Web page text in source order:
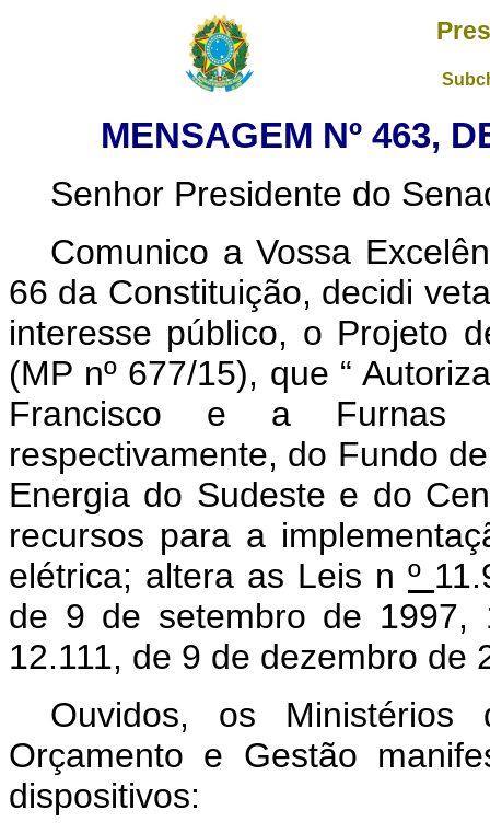
MENSAGEM Nº 463,
Senhor Presidente do
Comunico a Vossa
66 da Constituição, decidi
interesse público, o Projeto
(MP nº 677/15), que “
Francisco e a Furnas
respectivamente, do Fundo
Energia do Sudeste e do
recursos para a
elétrica; altera as Leis n º
de 9 de setembro de
12.111, de 9 de dezembro
Ouvidos, os
Orçamento e Gestão
dispositivos: